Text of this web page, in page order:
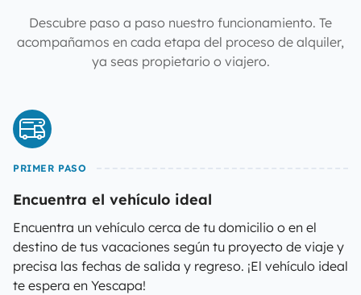
Descubre paso a paso nuestro funcionamiento. Te
acompañamos en cada etapa del proceso de alquiler,
ya seas propietario o viajero.
PRIMER PASO
Encuentra el vehículo ideal
Encuentra un vehículo cerca de tu domicilio o en el
destino de tus vacaciones según tu proyecto de viaje y
precisa las fechas de salida y regreso. ¡El vehículo ideal
te espera en Yescapa!